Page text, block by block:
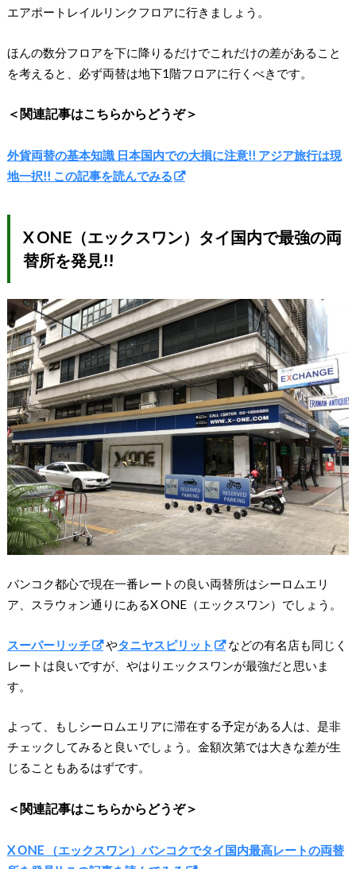
エアポートレイルリンクフロアに行きましょう。
ほんの数分フロアを下に降りるだけでこれだけの差があること
を考えると、必ず両替は地下1階フロアに行くべきです。
＜関連記事はこちらからどうぞ＞
外貨両替の基本知識 日本国内での大損に注意!! アジア旅行は現
地一択!! この記事を読んでみる
X ONE（エックスワン）タイ国内で最強の両
替所を発見!!
バンコク都心で現在一番レートの良い両替所はシーロムエリ
ア、スラウォン通りにあるX ONE（エックスワン）でしょう。
スーパーリッチ やタニヤスピリット
などの有名店も同じく
レートは良いですが、やはりエックスワンが最強だと思いま
す。
よって、もしシーロムエリアに滞在する予定がある人は、是非
チェックしてみると良いでしょう。金額次第では大きな差が生
じることもあるはずです。
＜関連記事はこちらからどうぞ＞
X ONE （エックスワン）バンコクでタイ国内最高レートの両替